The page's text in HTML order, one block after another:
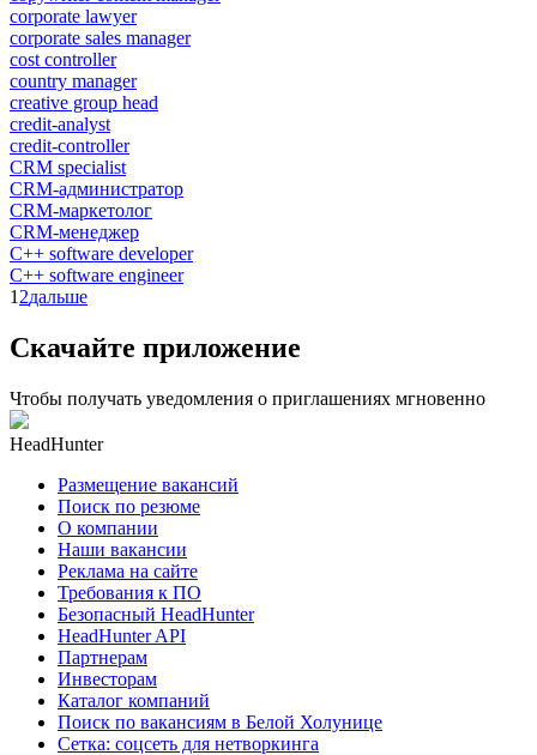
corporate lawyer
corporate sales manager
cost controller
country manager
creative group head
credit-analyst
credit-controller
CRM specialist
CRM-администратор
CRM-маркетолог
CRM-менеджер
C++ software developer
C++ software engineer
1 2дальше
Скачайте приложение
Чтобы получать уведомления о приглашениях мгновенно
HeadHunter
Размещение вакансий
Поиск по резюме
О компании
Наши вакансии
Реклама на сайте
Требования к ПО
Безопасный HeadHunter
HeadHunter API
Партнерам
Инвесторам
Каталог компаний
Поиск по вакансиям в Белой Холунице
Сетка: соцсеть для нетворкинга